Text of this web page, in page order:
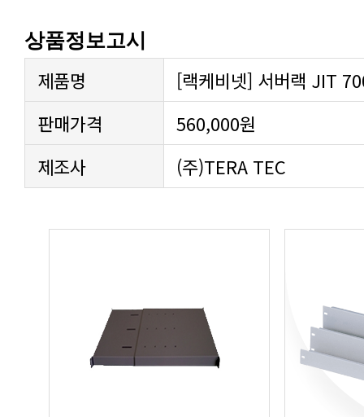
상품정보고시
제품명
[랙케비넷] 서버랙 JIT
판매가격
560,000원
제조사
(주)TERA TEC